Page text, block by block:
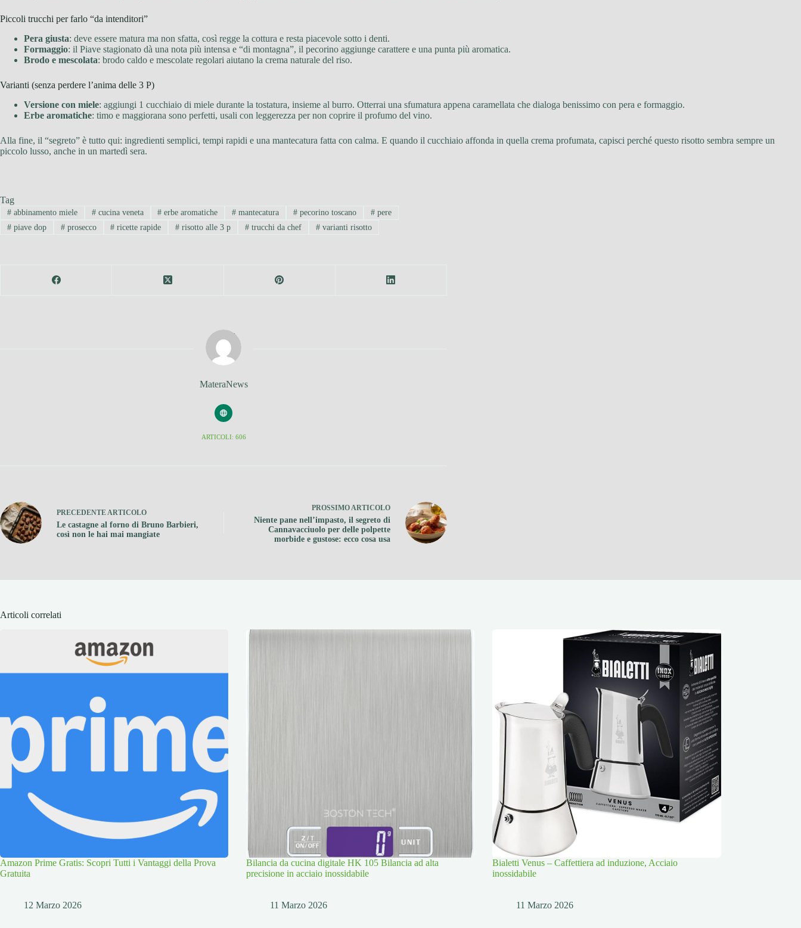
Piccoli trucchi per farlo “da intenditori”
Pera giusta: deve essere matura ma non sfatta, così regge la cottura e resta piacevole sotto i denti.
Formaggio: il Piave stagionato dà una nota più intensa e “di montagna”, il pecorino aggiunge carattere e una punta più aromatica.
Brodo e mescolata: brodo caldo e mescolate regolari aiutano la crema naturale del riso.
Varianti (senza perdere l’anima delle 3 P)
Versione con miele: aggiungi 1 cucchiaio di miele durante la tostatura, insieme al burro. Otterrai una sfumatura appena caramellata che dialoga benissimo con pera e formaggio.
Erbe aromatiche: timo e maggiorana sono perfetti, usali con leggerezza per non coprire il profumo del vino.
Alla fine, il “segreto” è tutto qui: ingredienti semplici, tempi rapidi e una mantecatura fatta con calma. E quando il cucchiaio affonda in quella crema profumata, capisci perché questo risotto sembra sempre un
piccolo lusso, anche in un martedì sera.
Tag
#abbinamento miele #cucina veneta # erbe aromatiche # mantecatura # pecorino toscano #pere
#piave dop #prosecco # ricette rapide # risotto alle 3 p # trucchi da chef #varianti risotto
MateraNews
ARTICOLI: 606
PRECEDENTE ARTICOLO
Le castagne al forno di Bruno Barbieri,
così non le hai mai mangiate
PROSSIMO ARTICOLO
Niente pane nell’impasto, il segreto di
Cannavacciuolo per delle polpette
morbide e gustose: ecco cosa usa
Articoli correlati
Amazon Prime Gratis: Scopri Tutti i Vantaggi della Prova
Gratuita
12 Marzo 2026
Bilancia da cucina digitale HK 105 Bilancia ad alta
precisione in acciaio inossidabile
11 Marzo 2026
Bialetti Venus – Caffettiera ad induzione, Acciaio
inossidabile
11 Marzo 2026